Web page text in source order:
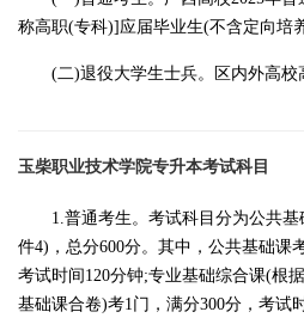
称高职(专科)]应届毕业生(不含定向培
(二)退役大学生士兵。区内外高校
后退役的大学生士兵。
玉柴职业技术学院专升本考试科目
1.普通考生。考试科目分为公共基
件4)，总分600分。其中，公共基础课
考试时间120分钟;专业基础综合课(根
基础课合卷)考1门，满分300分，考试